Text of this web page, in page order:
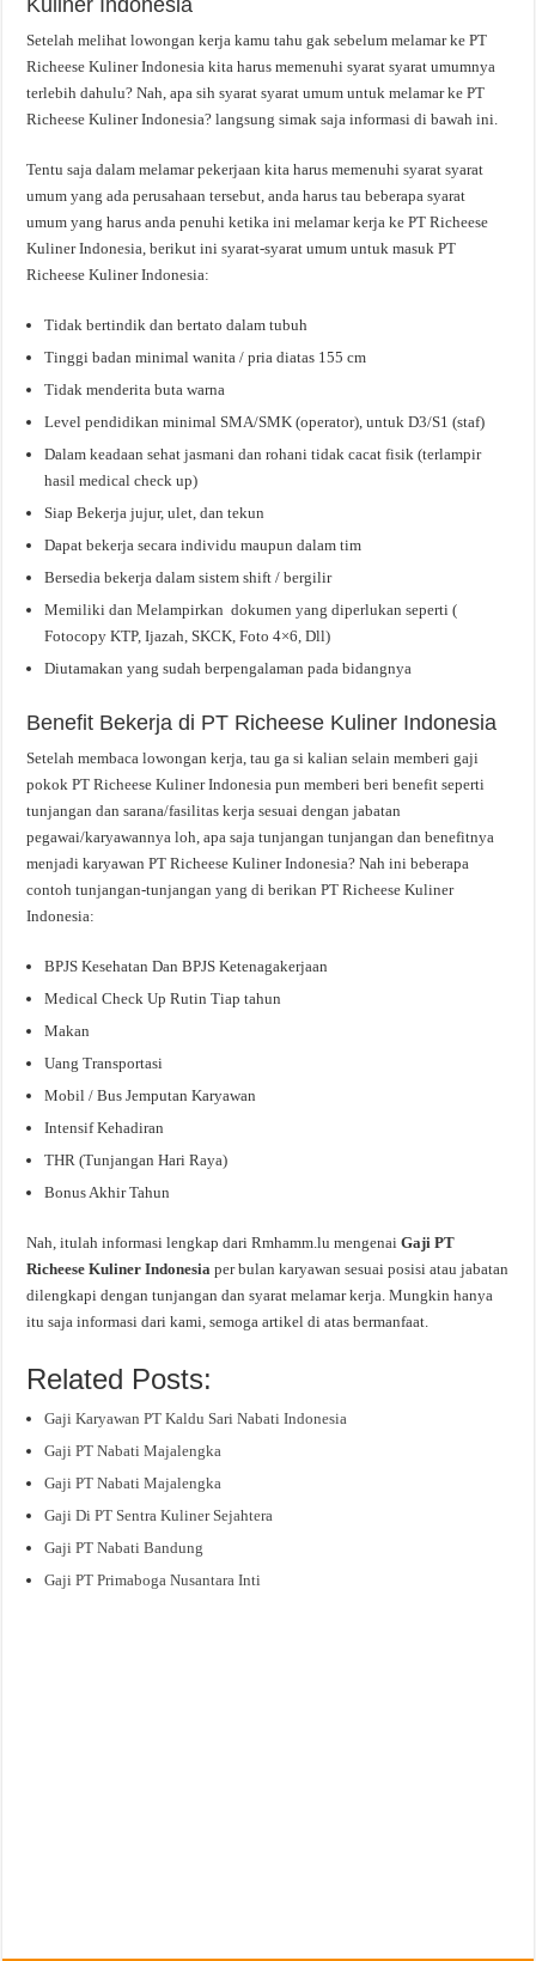
Kuliner Indonesia
Setelah melihat lowongan kerja kamu tahu gak sebelum melamar ke PT
Richeese Kuliner Indonesia kita harus memenuhi syarat syarat umumnya
terlebih dahulu? Nah, apa sih syarat syarat umum untuk melamar ke PT
Richeese Kuliner Indonesia? langsung simak saja informasi di bawah ini.
Tentu saja dalam melamar pekerjaan kita harus memenuhi syarat syarat
umum yang ada perusahaan tersebut, anda harus tau beberapa syarat
umum yang harus anda penuhi ketika ini melamar kerja ke PT Richeese
Kuliner Indonesia, berikut ini syarat-syarat umum untuk masuk PT
Richeese Kuliner Indonesia:
Tidak bertindik dan bertato dalam tubuh
Tinggi badan minimal wanita / pria diatas 155 cm
Tidak menderita buta warna
Level pendidikan minimal SMA/SMK (operator), untuk D3/S1 (staf)
Dalam keadaan sehat jasmani dan rohani tidak cacat fisik (terlampir
hasil medical check up)
Siap Bekerja jujur, ulet, dan tekun
Dapat bekerja secara individu maupun dalam tim
Bersedia bekerja dalam sistem shift / bergilir
Memiliki dan Melampirkan dokumen yang diperlukan seperti (
Fotocopy KTP, Ijazah, SKCK, Foto 4×6, Dll)
Diutamakan yang sudah berpengalaman pada bidangnya
Benefit Bekerja di PT Richeese Kuliner Indonesia
Setelah membaca lowongan kerja, tau ga si kalian selain memberi gaji
pokok PT Richeese Kuliner Indonesia pun memberi beri benefit seperti
tunjangan dan sarana/fasilitas kerja sesuai dengan jabatan
pegawai/karyawannya loh, apa saja tunjangan tunjangan dan benefitnya
menjadi karyawan PT Richeese Kuliner Indonesia? Nah ini beberapa
contoh tunjangan-tunjangan yang di berikan PT Richeese Kuliner
Indonesia:
BPJS Kesehatan Dan BPJS Ketenagakerjaan
Medical Check Up Rutin Tiap tahun
Makan
Uang Transportasi
Mobil / Bus Jemputan Karyawan
Intensif Kehadiran
THR (Tunjangan Hari Raya)
Bonus Akhir Tahun
Nah, itulah informasi lengkap dari Rmhamm.lu mengenaiGaji PT
Richeese Kuliner Indonesiaper bulan karyawan sesuai posisi atau jabatan
dilengkapi dengan tunjangan dan syarat melamar kerja. Mungkin hanya
itu saja informasi dari kami, semoga artikel di atas bermanfaat.
Related Posts:
Gaji Karyawan PT Kaldu Sari Nabati Indonesia
Gaji PT Nabati Majalengka
Gaji PT Nabati Majalengka
Gaji Di PT Sentra Kuliner Sejahtera
Gaji PT Nabati Bandung
Gaji PT Primaboga Nusantara Inti